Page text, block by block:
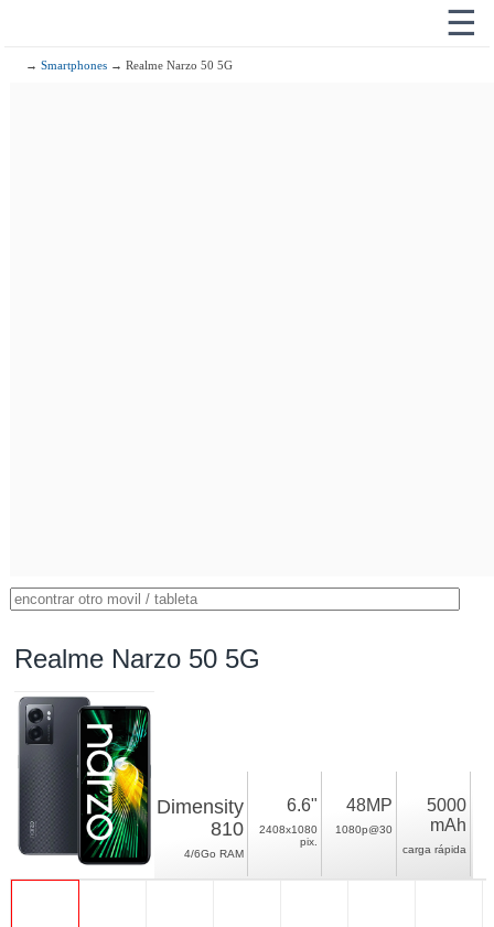
☰
→Smartphones → Realme Narzo 50 5G
Realme Narzo 50 5G
Dimensity
810
4/6Go RAM
6.6"
2408x1080
pix.
48MP
1080p@30
5000
mAh
carga rápida